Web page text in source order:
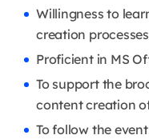
Willingness to
creation
Proficient in MS
To support the
content creation
To follow the